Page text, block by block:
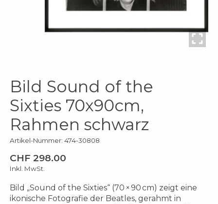
Bild Sound of the
Sixties 70x90cm,
Rahmen schwarz
Artikel-Nummer: 474-30808
CHF 298.00
Inkl. MwSt.
Bild „Sound of the Sixties“ (70 × 90 cm) zeigt eine
ikonische Fotografie der Beatles, gerahmt in